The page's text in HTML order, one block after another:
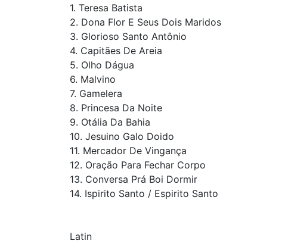
1. Teresa Batista
2. Dona Flor E Seus Dois Maridos
3. Glorioso Santo Antônio
4. Capitães De Areia
5. Olho Dágua
6. Malvino
7. Gamelera
8. Princesa Da Noite
9. Otália Da Bahia
10. Jesuino Galo Doido
11. Mercador De Vingança
12. Oração Para Fechar Corpo
13. Conversa Prá Boi Dormir
14. Ispirito Santo / Espirito Santo
Latin